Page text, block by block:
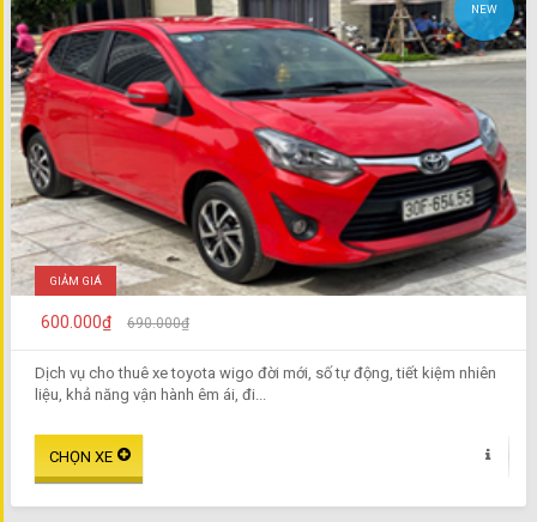
NEW
GIẢM GIÁ
600.000₫ 690.000₫
Dịch vụ cho thuê xe toyota wigo đời mới, số tự động, tiết kiệm nhiên
liệu, khả năng vận hành êm ái, đi...